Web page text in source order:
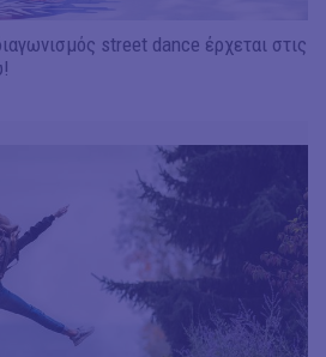
street dance έρχεται στις